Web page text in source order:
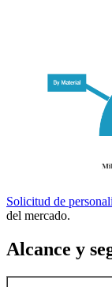
Solicitud de
del mercado.
Alcance y